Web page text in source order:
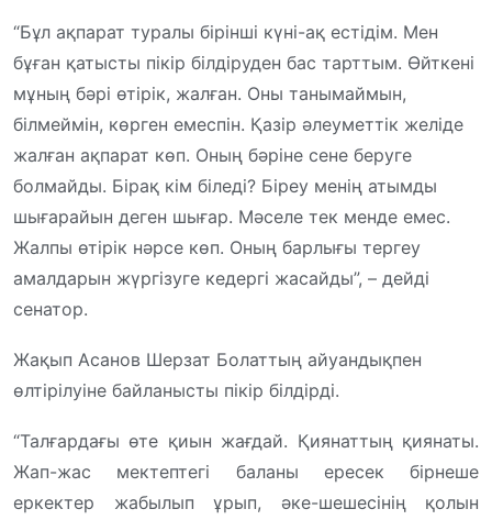
“Бұл ақпарат туралы бірінші күні-ақ естідім. Мен
бұған қатысты пікір білдіруден бас тарттым. Өйткені
мұның бәрі өтірік, жалған. Оны танымаймын,
білмеймін, көрген емеспін. Қазір әлеуметтік желіде
жалған ақпарат көп. Оның бәріне сене беруге
болмайды. Бірақ кім біледі? Біреу менің атымды
шығарайын деген шығар. Мәселе тек менде емес.
Жалпы өтірік нәрсе көп. Оның барлығы тергеу
амалдарын жүргізуге кедергі жасайды”, – дейді
сенатор.
Жақып Асанов Шерзат Болаттың айуандықпен
өлтірілуіне байланысты пікір білдірді.
“Талғардағы өте қиын жағдай. Қиянаттың қиянаты.
Жап-жас мектептегі баланы ересек бірнеше
еркектер жабылып ұрып, әке-шешесінің қолын